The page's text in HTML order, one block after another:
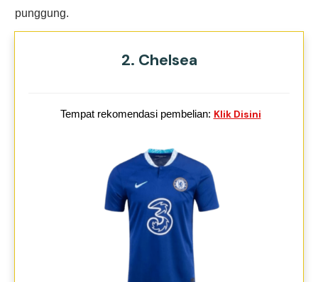
punggung.
2. Chelsea
Tempat rekomendasi pembelian: Klik Disini